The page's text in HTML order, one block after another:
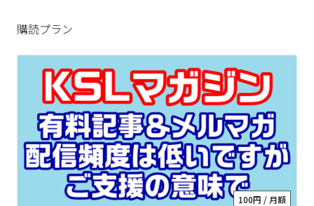
購読プラン
100円 / 月額